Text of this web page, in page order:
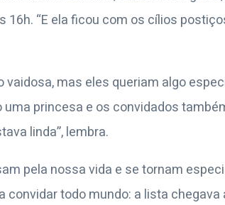
“E ela ficou com os cílios
mas eles queriam algo
princesa e os convidados
linda”, lembra.
pela nossa vida e se tornam
convidar todo mundo: a lista